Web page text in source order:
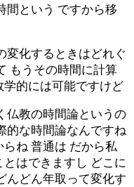
間という ですから移
変化するときはどれぐ
もうその時間に計算
学的には可能ですけど
仏教の時間論というの
的な時間論なんですね
ね 普通は だから私
はできますし どこに
んどん年取って変化す